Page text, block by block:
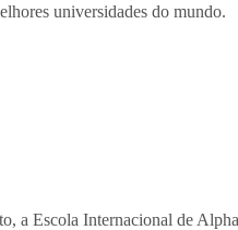
universidades do mundo.
a Escola Internacional de